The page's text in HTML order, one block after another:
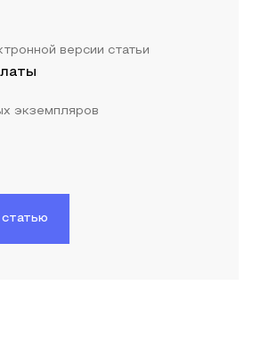
версии статьи
экземпляров